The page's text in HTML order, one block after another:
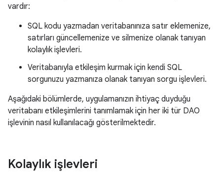
vardır:
SQL kodu yazmadan veritabanınıza satır eklemenize,
satırları güncellemenize ve silmenize olanak tanıyan
kolaylık işlevleri.
Veritabanıyla etkileşim kurmak için kendi SQL
sorgunuzu yazmanıza olanak tanıyan sorgu işlevleri.
Aşağıdaki bölümlerde, uygulamanızın ihtiyaç duyduğu
veritabanı etkileşimlerini tanımlamak için her iki tür DAO
işlevinin nasıl kullanılacağı gösterilmektedir.
Kolaylık işlevleri